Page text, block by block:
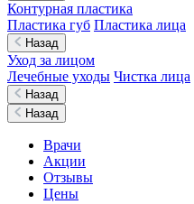
Контурная пластика
Пластика губ Пластика лица
Назад
Уход за лицом
Лечебные уходы Чистка лица
Назад
Назад
Врачи
Акции
Отзывы
Цены